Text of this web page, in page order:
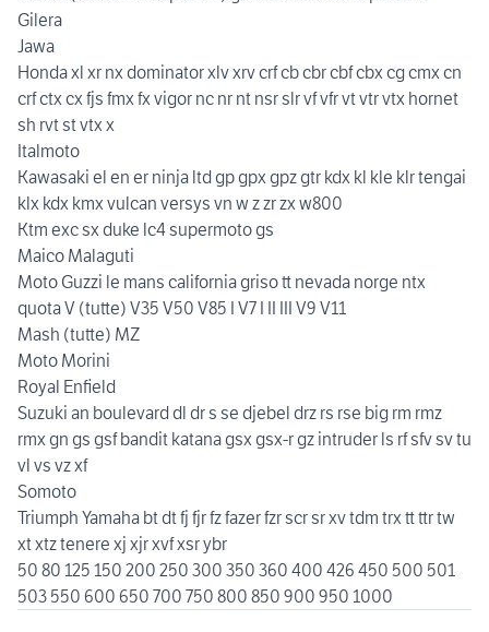
Gilera
Jawa
Honda xl xr nx dominator xlv xrv crf cb cbr cbf cbx cg cmx cn
crf ctx cx fjs fmx fx vigor nc nr nt nsr slr vf vfr vt vtr vtx hornet
sh rvt st vtx x
Italmoto
Kawasaki el en er ninja ltd gp gpx gpz gtr kdx kl kle klr tengai
klx kdx kmx vulcan versys vn w z zr zx w800
Ktm exc sx duke lc4 supermoto gs
Maico Malaguti
Moto Guzzi le mans california griso tt nevada norge ntx
quota V (tutte) V35 V50 V85 I V7 I II III V9 V11
Mash (tutte) MZ
Moto Morini
Royal Enfield
Suzuki an boulevard dl dr s se djebel drz rs rse big rm rmz
rmx gn gs gsf bandit katana gsx gsx-r gz intruder ls rf sfv sv tu
vl vs vz xf
Somoto
Triumph Yamaha bt dt fj fjr fz fazer fzr scr sr xv tdm trx tt ttr tw
xt xtz tenere xj xjr xvf xsr ybr
50 80 125 150 200 250 300 350 360 400 426 450 500 501
503 550 600 650 700 750 800 850 900 950 1000